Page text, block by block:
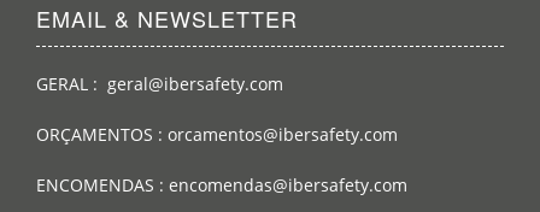
EMAIL & NEWSLETTER
GERAL : geral@ibersafety.com
ORÇAMENTOS : orcamentos@ibersafety.com
ENCOMENDAS : encomendas@ibersafety.com